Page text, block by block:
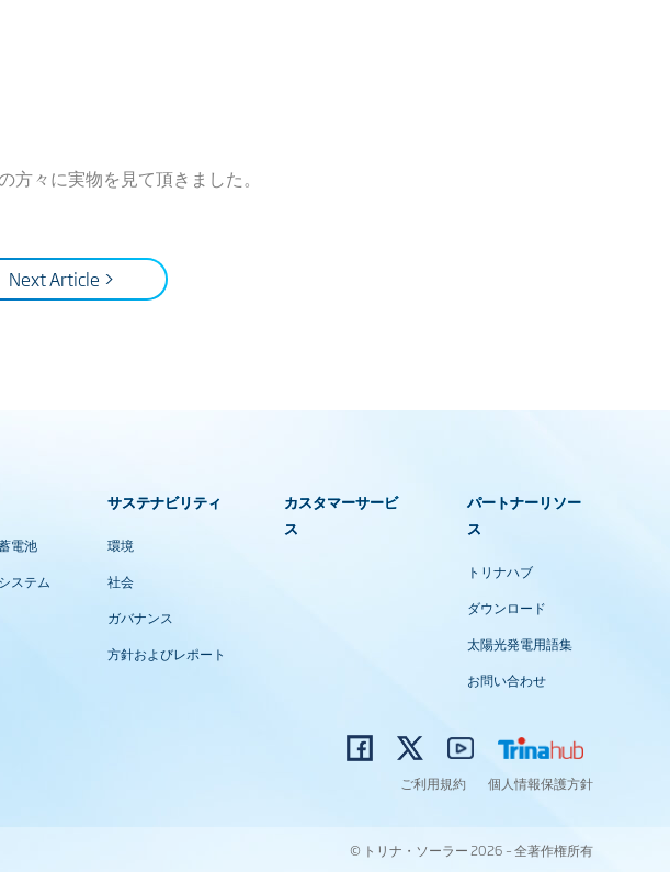
々に実物を見て頂きました。
Next Article >
電池
ステム
サステナビリティ
環境
社会
ガバナンス
方針およびレポート
カスタマーサービ
ス
パートナーリソー
ス
トリナハブ
ダウンロード
太陽光発電用語集
お問い合わせ
ご利用規約 個人情報保護方針
© トリナ・ソーラー 2026 – 全著作権所有